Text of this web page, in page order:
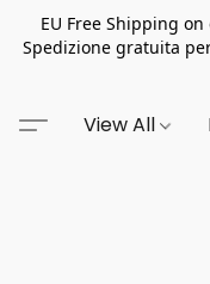
EU Free Shipping
Spedizione gratuita
View All